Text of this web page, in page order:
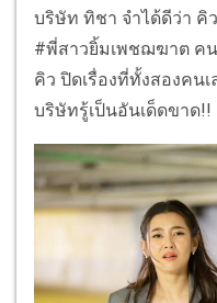
บริษัท ทิชา จำได้ดีว่า คิ
#พี่สาวยิ้มเพชฌฆาต ค
คิว ปิดเรื่องที่ทั้งสองคน
บริษัทรู้เป็นอันเด็ดขาด!!